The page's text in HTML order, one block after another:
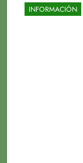
INFORMACIÓN